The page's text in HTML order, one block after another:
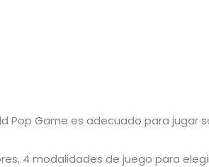
Pop Game es adecuado para
4 modalidades de juego para